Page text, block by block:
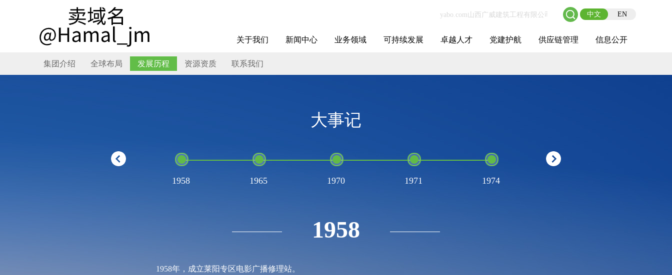
中文 EN
关于我们
集团介绍
全球布局
发展历程
资源资质
联系我们
新闻中心 业务领域 可持续发展 卓越人才 党建护航 供应链管理 信息公开
集团介绍 全球布局 发展历程 资源资质 联系我们
大事记
1958 1965 1970 1971 1974
1958
1958年，成立莱阳专区电影广播修理站。